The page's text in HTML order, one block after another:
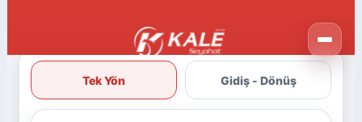
Tek Yön Gidiş - Dönüş